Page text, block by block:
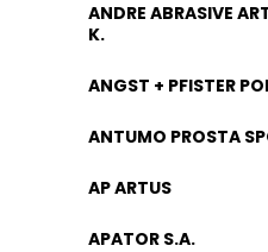
ANDRE ABRASIVE
K.
ANGST + PFISTER
ANTUMO PROSTA
AP ARTUS
APATOR S.A.